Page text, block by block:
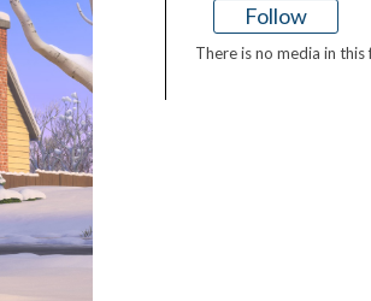
Follow
There is no media in this